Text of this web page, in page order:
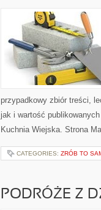
przypadkowy zbiór treści,
jak i wartość
Kuchnia Wiejska. Strona
CATEGORIES: ZRÓB TO
PODRÓŻE Z